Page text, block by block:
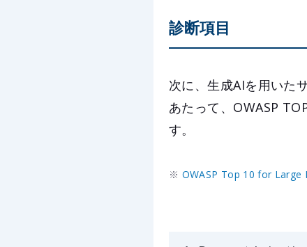
診断項目
次に、生成AIを用いた
あたって、OWASP
す。
※ OWASP Top 10 for